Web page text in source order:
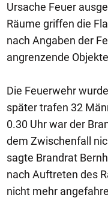
Ursache Feuer
Räume griffen die
nach Angaben der
angrenzende
Die Feuerwehr
später trafen 32
0.30 Uhr war der
dem Zwischenfall
sagte Brandrat
nach Auftreten des
nicht mehr